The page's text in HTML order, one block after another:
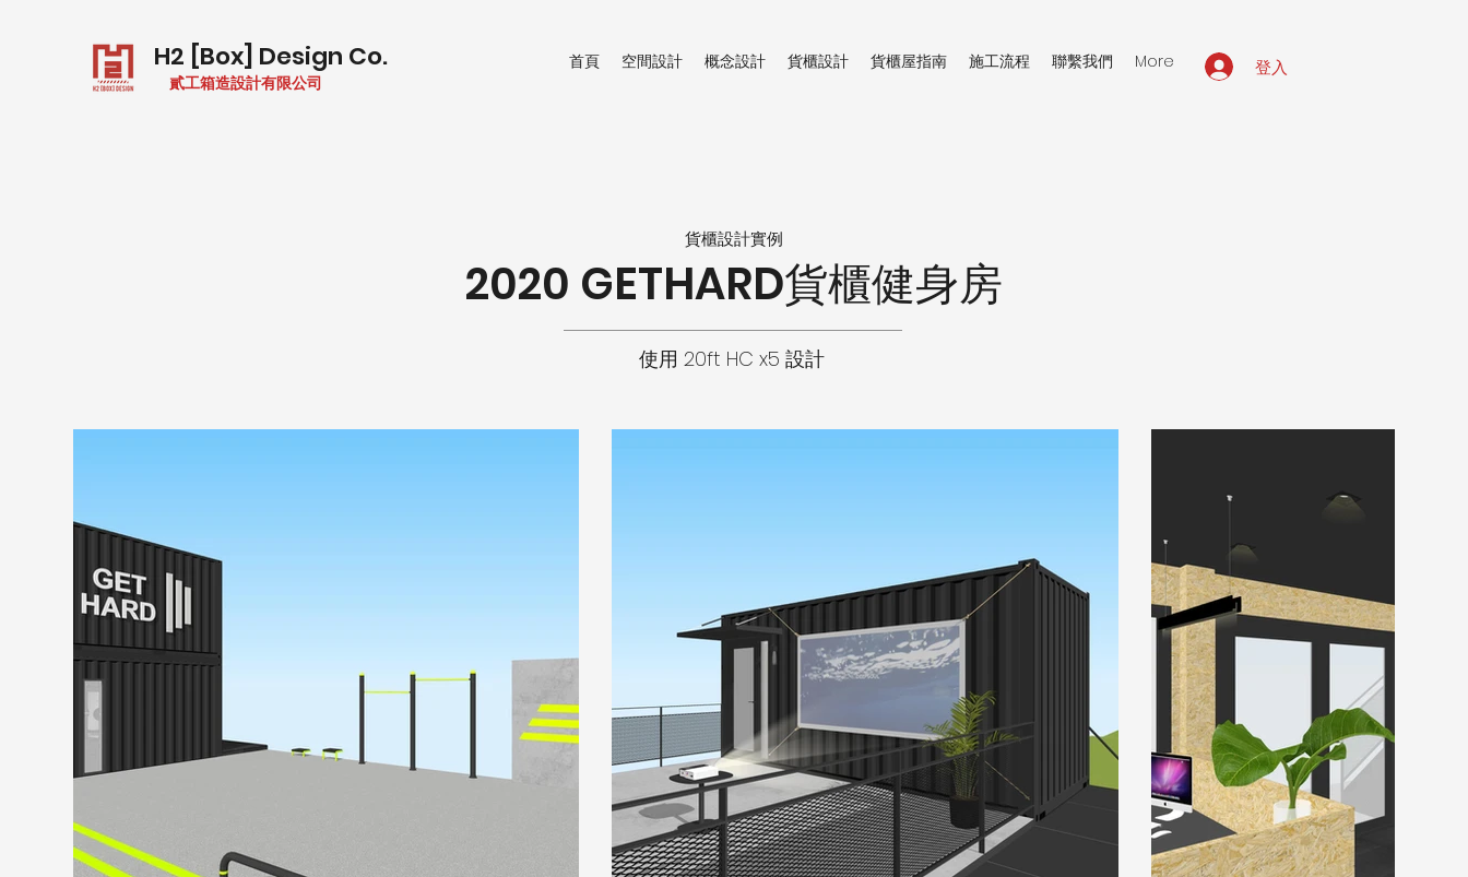
H2 [Box] Design Co.
貳工箱造設計有限公司
首頁 空間設計 概念設計 貨櫃設計 貨櫃屋指南 施工流程 聯繫我們 More 登入
貨櫃設計實例
2020 GETHARD貨櫃健身房
使用 20ft HC x5 設計